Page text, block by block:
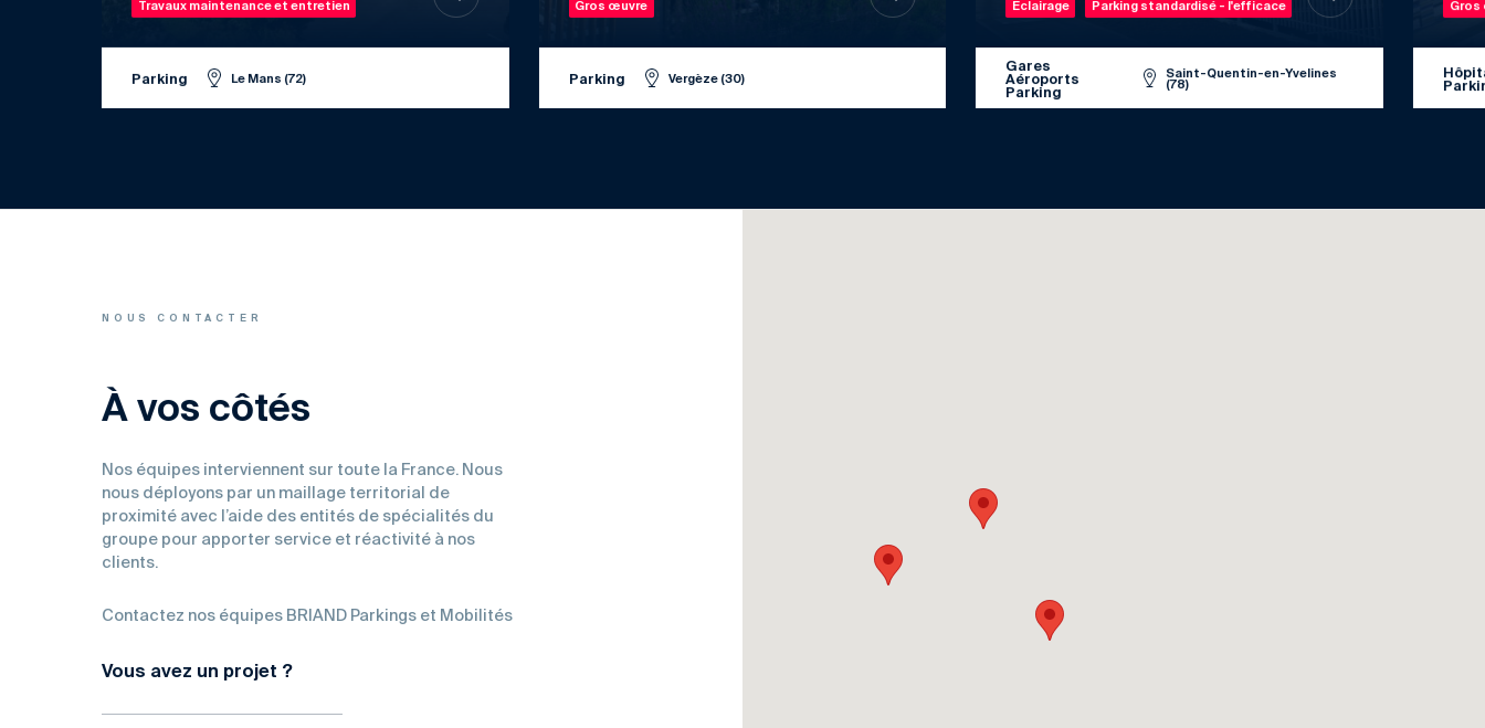
Travaux maintenance et entretien
Parking Le Mans (72)
Gros œuvre
Parking Vergèze (30)
Eclairage Parking standardisé - l'efficace
Gares
Aéroports
Parking
Saint-Quentin-en-Yvelines
(78)
Gros
NOUS CONTACTER
À vos côtés
Nos équipes interviennent sur toute la France. Nous
nous déployons par un maillage territorial de
proximité avec l’aide des entités de spécialités du
groupe pour apporter service et réactivité à nos
clients.
Contactez nos équipes BRIAND Parkings et Mobilités
Vous avez un projet ?